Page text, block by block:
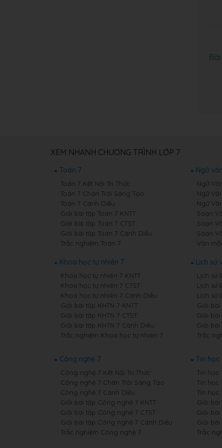
XEM NHANH CHƯƠNG TRÌNH LỚP 7
Toán 7
Toán 7 Kết Nối Tri Thức
Toán 7 Chân Trời Sáng Tạo
Toán 7 Cánh Diều
Giải bài tập Toán 7 KNTT
Giải bài tập Toán 7 CTST
Giải bài tập Toán 7 Cánh Diều
Trắc nghiệm Toán 7
Ngữ
Ngữ
Ngữ
Ngữ
Soạn
Soạn
Soạn
Văn
Khoa học tự nhiên 7
Khoa học tự nhiên 7 KNTT
Khoa học tự nhiên 7 CTST
Khoa học tự nhiên 7 Cánh Diều
Giải bài tập KHTN 7 KNTT
Giải bài tập KHTN 7 CTST
Giải bài tập KHTN 7 Cánh Diều
Trắc nghiệm Khoa học tự nhiên 7
Lịch sử
Lịch sử
Lịch sử
Lịch sử
Giải bài
Giải bài
Giải bài
Trắc
Công nghệ 7
Công nghệ 7 Kết Nối Tri Thức
Công nghệ 7 Chân Trời Sáng Tạo
Công nghệ 7 Cánh Diều
Giải bài tập Công nghệ 7 KNTT
Giải bài tập Công nghệ 7 CTST
Giải bài tập Công nghệ 7 Cánh Diều
Trắc nghiệm Công nghệ 7
Tin học
Tin học
Tin học
Tin học
Giải bài
Giải bài
Giải bài
Trắc